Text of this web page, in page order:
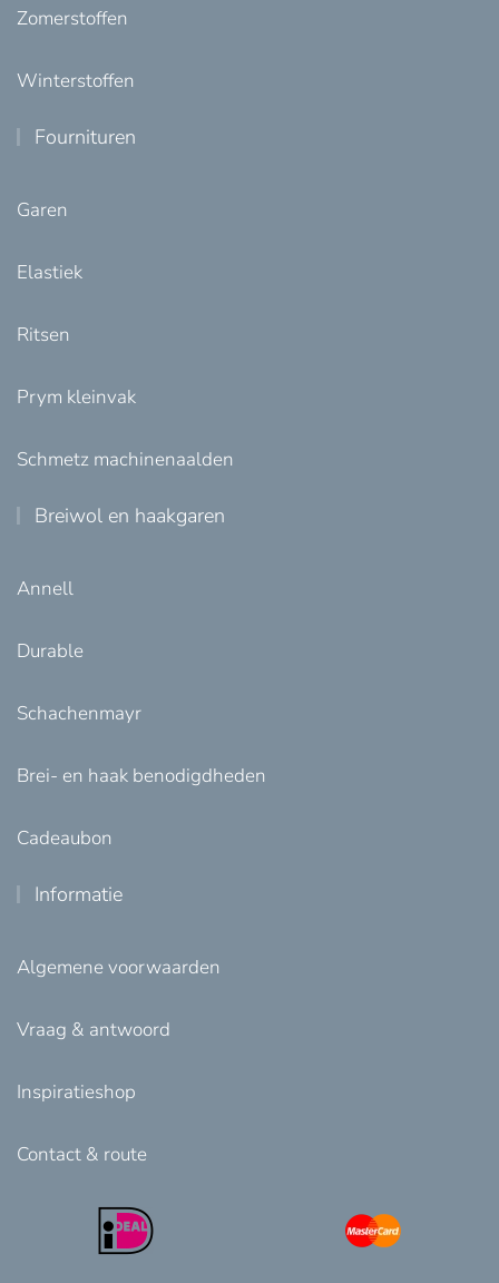
Zomerstoffen
Winterstoffen
Fournituren
Garen
Elastiek
Ritsen
Prym kleinvak
Schmetz machinenaalden
Breiwol en haakgaren
Annell
Durable
Schachenmayr
Brei- en haak benodigdheden
Cadeaubon
Informatie
Algemene voorwaarden
Vraag & antwoord
Inspiratieshop
Contact & route